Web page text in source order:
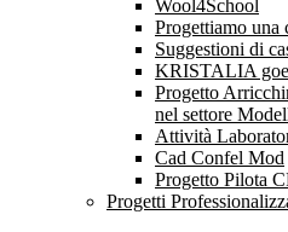
Wool4School
Progettiamo una
Suggestioni di
KRISTALIA
Progetto
nel settore
Attività
Cad Confel Mod
Progetto Pilota
Progetti